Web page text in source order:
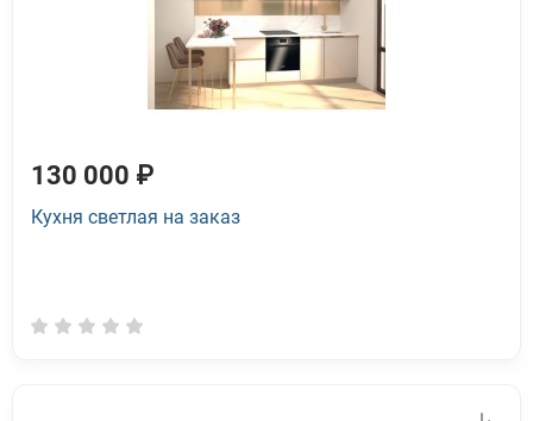
130 000 ₽
Кухня светлая на заказ